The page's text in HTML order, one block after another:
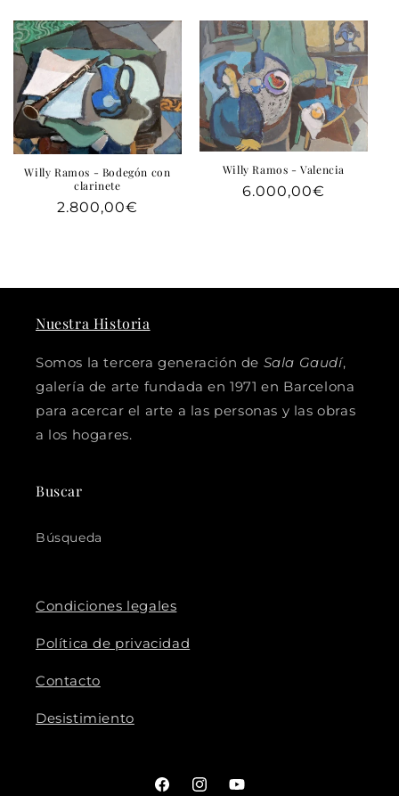
Willy Ramos - Bodegón con
clarinete
Precio
2.800,00€
Willy Ramos - Valencia
Precio
6.000,00€
Nuestra Historia
Somos la tercera generación de Sala Gaudí,
galería de arte fundada en 1971 en Barcelona
para acercar el arte a las personas y las obras
a los hogares.
Buscar
Búsqueda
Condiciones legales
Política de privacidad
Contacto
Desistimiento